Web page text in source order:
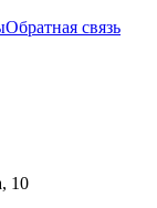
Обратная связь
10